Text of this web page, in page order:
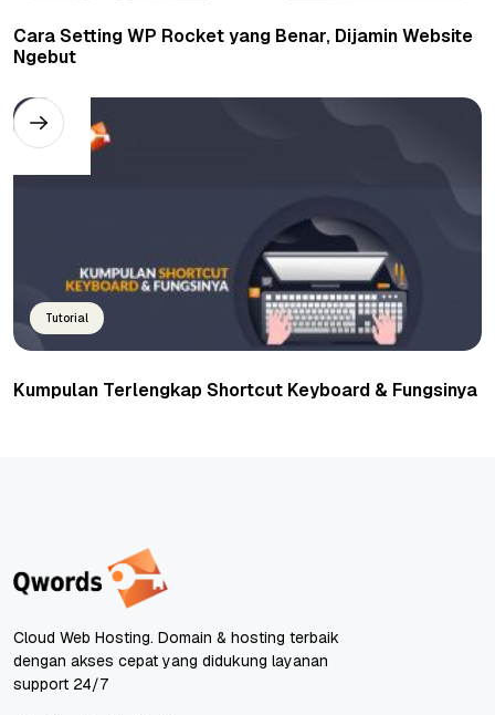
Cara Setting WP Rocket yang Benar, Dijamin Website
Ngebut
Tutorial
Kumpulan Terlengkap Shortcut Keyboard & Fungsinya
Cloud Web Hosting. Domain & hosting terbaik
dengan akses cepat yang didukung layanan
support 24/7